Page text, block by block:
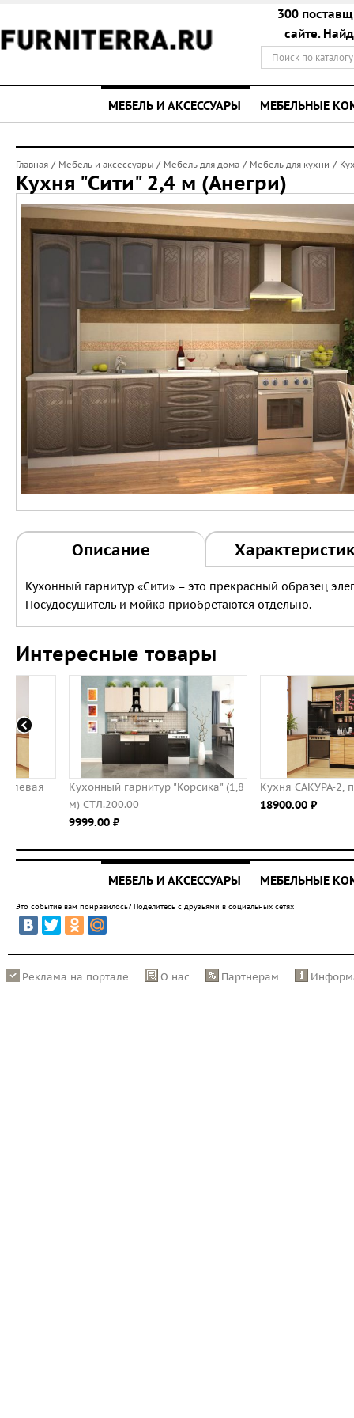
300
сайте.
МЕБЕЛЬ И АКСЕССУАРЫ МЕБЕЛЬНЫЕ
Главная / Мебель и аксессуары / Мебель для дома / Мебель для кухни /
Кухня "Сити" 2,4 м (Анегри)
Описание
Кухонный гарнитур «Сити» – это прекрасный образец
Посудосушитель и мойка приобретаются отдельно.
Интересные товары
Кухонный гарнитур "Корсика" (1,8
м) СТЛ.200.00
9999.00 ⃏
Кухня САКУРА-2, правая -
18900.00 ⃏
МЕБЕЛЬ И АКСЕССУАРЫ МЕБЕЛЬНЫЕ
Это событие вам понравилось? Поделитесь с друзьями в социальных сетях
Реклама на портале О нас Партнерам